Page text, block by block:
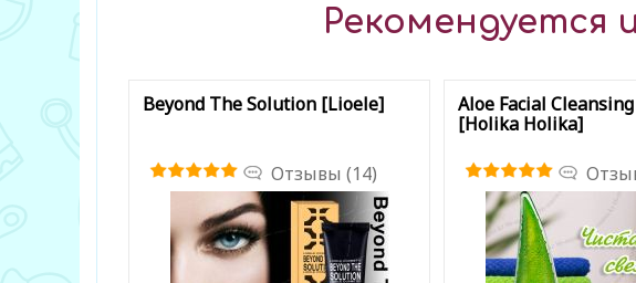
Рекомендуется
Beyond The Solution [Lioele]
Отзывы (14)
Aloe Facial
[Holika Holika]